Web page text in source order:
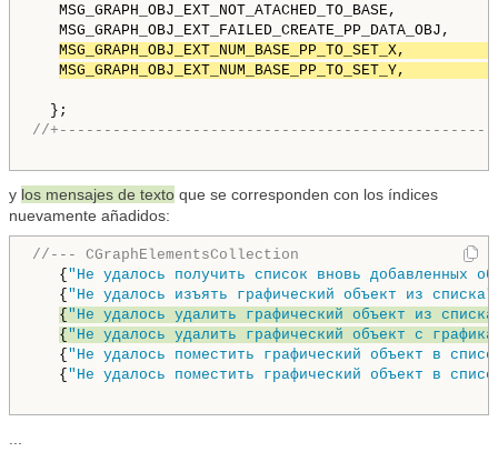
//
y los mensajes de texto que se corresponden con los índices
nuevamente añadidos:
//--- CGraphElementsCollection
{ "Не удалось получить список вновь добавленных
{ "Не удалось изъять графический объект из списка"
{ "Не удалось удалить графический объект из
{ "Не удалось удалить графический объект с
{ "Не удалось поместить графический объект в
{ "Не удалось поместить графический объект в